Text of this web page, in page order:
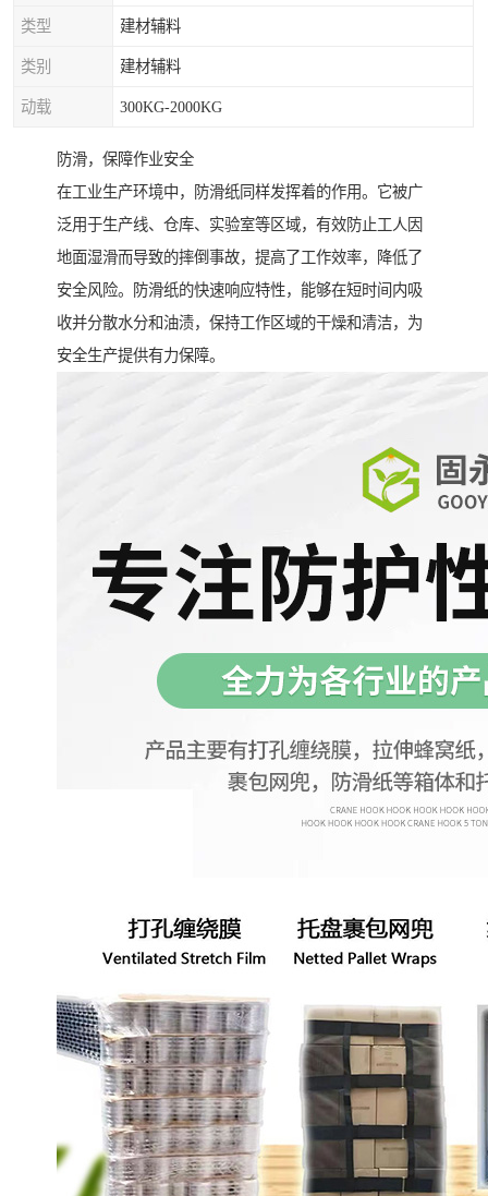
类型 建材辅料
类别 建材辅料
动载 300KG-2000KG
防滑，保障作业安全
在工业生产环境中，防滑纸同样发挥着的作用。它被广
泛用于生产线、仓库、实验室等区域，有效防止工人因
地面湿滑而导致的摔倒事故，提高了工作效率，降低了
安全风险。防滑纸的快速响应特性，能够在短时间内吸
收并分散水分和油渍，保持工作区域的干燥和清洁，为
安全生产提供有力保障。